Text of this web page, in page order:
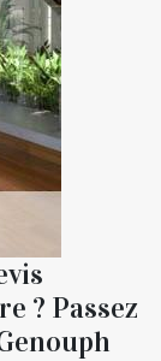
? Passez